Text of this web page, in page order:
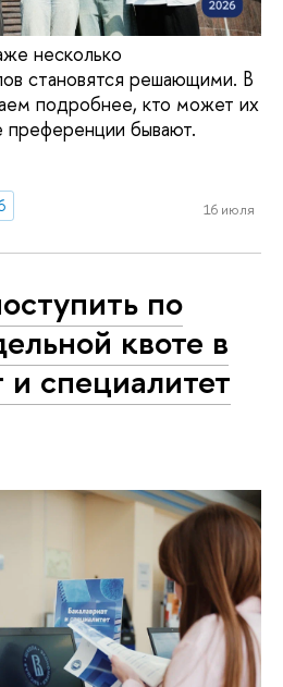
несколько
становятся решающими. В
подробнее, кто может их
преференции бывают.
16 июля
по
квоте в
и специалитет